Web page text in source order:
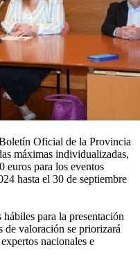
Oficial de la Provincia
máximas individualizadas,
euros para los eventos
hasta el 30 de septiembre
para la presentación
de valoración se priorizará
nacionales e